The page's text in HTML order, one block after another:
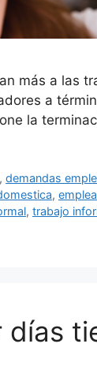
más a las
a
la
,demandas
,
, trabajo